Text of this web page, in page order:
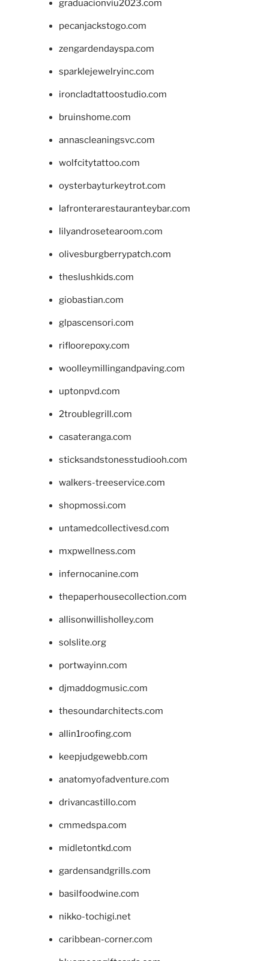
graduacionviu2023.com
pecanjackstogo.com
zengardendayspa.com
sparklejewelryinc.com
ironcladtattoostudio.com
bruinshome.com
annascleaningsvc.com
wolfcitytattoo.com
oysterbayturkeytrot.com
lafronterarestauranteybar.com
lilyandrosetearoom.com
olivesburgberrypatch.com
theslushkids.com
giobastian.com
glpascensori.com
rifloorepoxy.com
woolleymillingandpaving.com
uptonpvd.com
2troublegrill.com
casateranga.com
sticksandstonesstudiooh.com
walkers-treeservice.com
shopmossi.com
untamedcollectivesd.com
mxpwellness.com
infernocanine.com
thepaperhousecollection.com
allisonwillisholley.com
solslite.org
portwayinn.com
djmaddogmusic.com
thesoundarchitects.com
allin1roofing.com
keepjudgewebb.com
anatomyofadventure.com
drivancastillo.com
cmmedspa.com
midletontkd.com
gardensandgrills.com
basilfoodwine.com
nikko-tochigi.net
caribbean-corner.com